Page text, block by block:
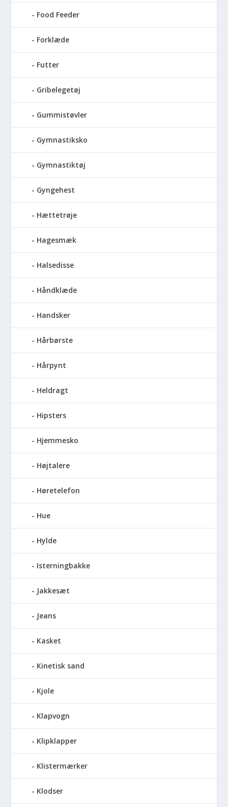
Food Feeder
Forklæde
Futter
Gribelegetøj
Gummistøvler
Gymnastiksko
Gymnastiktøj
Gyngehest
Hættetrøje
Hagesmæk
Halsedisse
Håndklæde
Handsker
Hårbørste
Hårpynt
Heldragt
Hipsters
Hjemmesko
Højtalere
Høretelefon
Hue
Hylde
Isterningbakke
Jakkesæt
Jeans
Kasket
Kinetisk sand
Kjole
Klapvogn
Klipklapper
Klistermærker
Klodser